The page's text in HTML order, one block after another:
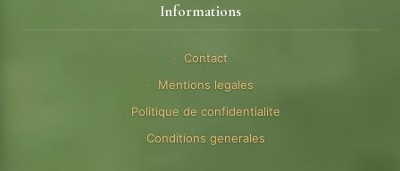
Informations
Contact
Mentions legales
Politique de confidentialite
Conditions generales